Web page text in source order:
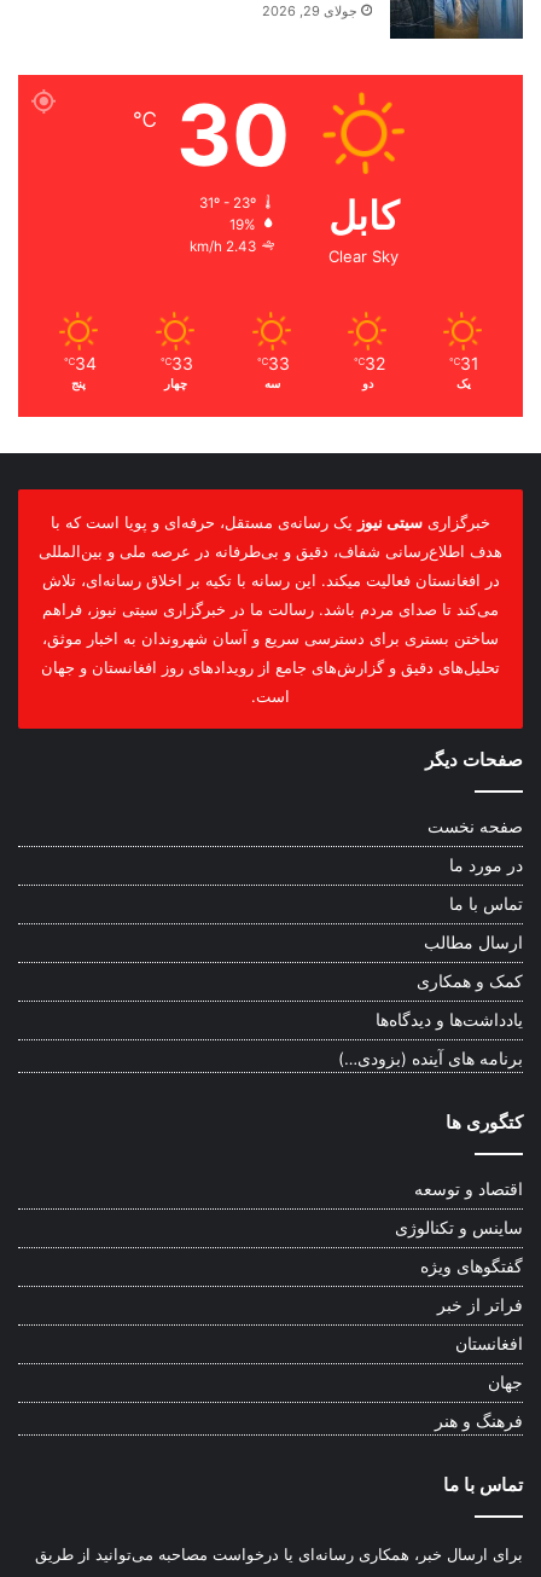
جولای 29, 2026
کابل
Clear Sky
30
℃
31º - 23º
19%
2.43 km/h
31
℃
یک
32
℃
دو
33
℃
سه
33
℃
چهار
34
℃
پنج
خبرگزاری سیتی نیوز یک رسانه‌ی مستقل، حرفه‌ای و پویا است که با
هدف اطلاع‌رسانی شفاف، دقیق و بی‌طرفانه در عرصه ملی و بین‌المللی
در افغانستان فعالیت میکند. این رسانه با تکیه بر اخلاق رسانه‌ای، تلاش
می‌کند تا صدای مردم باشد. رسالت ما در خبرگزاری سیتی نیوز، فراهم
ساختن بستری برای دسترسی سریع و آسان شهروندان به اخبار موثق،
تحلیل‌های دقیق و گزارش‌های جامع از رویدادهای روز افغانستان و جهان
است.
صفحات دیگر
صفحه نخست
در مورد ما
تماس با ما
ارسال مطالب
کمک و همکاری
یادداشت‌ها و دیدگاه‌ها
برنامه های آینده (بزودی…)
کتگوری ها
اقتصاد و توسعه
ساینس و تکنالوژی
گفتگوهای ویژه
فراتر از خبر
افغانستان
جهان
فرهنگ و هنر
تماس با ما
برای ارسال خبر، همکاری رسانه‌ای یا درخواست مصاحبه می‌توانید از طریق